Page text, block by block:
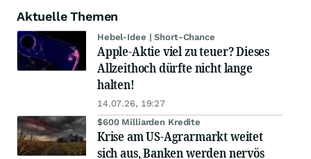
Aktuelle Themen
Hebel-Idee | Short-Chance
Apple-Aktie viel zu teuer? Dieses
Allzeithoch dürfte nicht lange
halten!
14.07.26, 19:27
$600 Milliarden Kredite
Krise am US-Agrarmarkt weitet
sich aus, Banken werden nervös